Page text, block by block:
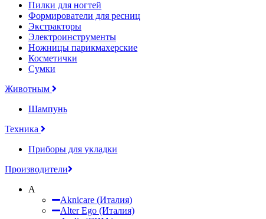
Пилки для ногтей
Формирователи для ресниц
Экстракторы
Электроинструменты
Ножницы парикмахерские
Косметички
Сумки
Животным
Шампунь
Техника
Приборы для укладки
Производители
A
Aknicare (Италия)
Alter Ego (Италия)